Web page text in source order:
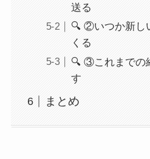
送る
🔍 ②いつか新し
くる
🔍 ③これまでの
す
まとめ